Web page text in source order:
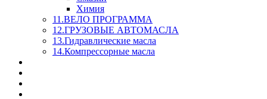
Химия
11.ВЕЛО ПРОГРАММА
12.ГРУЗОВЫЕ АВТОМАСЛА
13.Гидравлические масла
14.Компрессорные масла